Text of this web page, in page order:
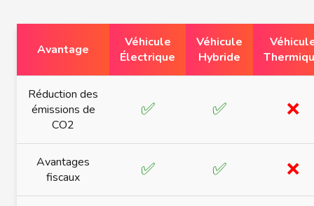
Avantage
Véhicule
Électrique
Véhicule
Hybride
Réduction des
émissions de
CO2
✅ ✅ ❌
Avantages
fiscaux
✅ ✅ ❌